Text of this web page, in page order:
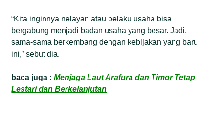
“Kita inginnya nelayan atau pelaku usaha bisa
bergabung menjadi badan usaha yang besar. Jadi,
sama-sama berkembang dengan kebijakan yang baru
ini,” sebut dia.
baca juga :Menjaga Laut Arafura dan Timor Tetap
Lestari dan Berkelanjutan